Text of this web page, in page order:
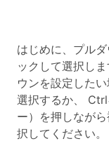
はじめに、プル
ックして選択し
ウンを設定した
選択するか、
ー）を押しなが
択してください。